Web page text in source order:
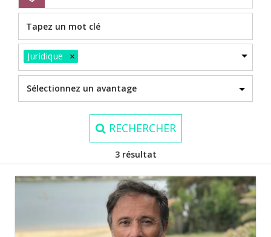
Juridique ×
RECHERCHER
3 résultat